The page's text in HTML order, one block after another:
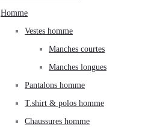
Homme
Vestes homme
Manches courtes
Manches longues
Pantalons homme
T.shirt & polos homme
Chaussures homme